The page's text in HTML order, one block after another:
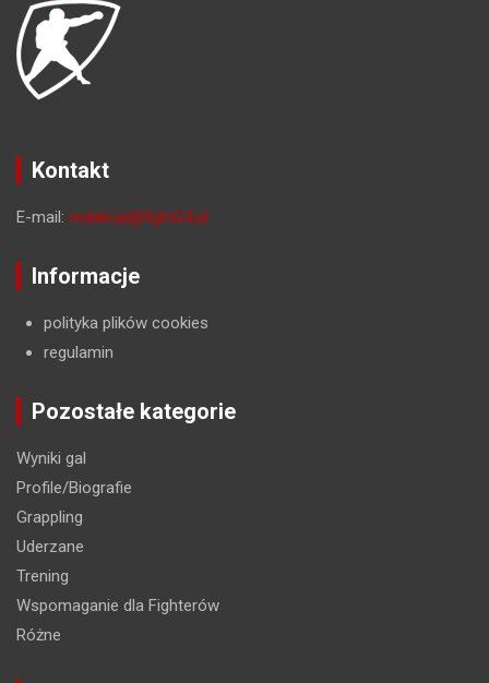
Kontakt
E-mail: redakcja@fight24.pl
Informacje
polityka plików cookies
regulamin
Pozostałe kategorie
Wyniki gal
Profile/Biografie
Grappling
Uderzane
Trening
Wspomaganie dla Fighterów
Różne